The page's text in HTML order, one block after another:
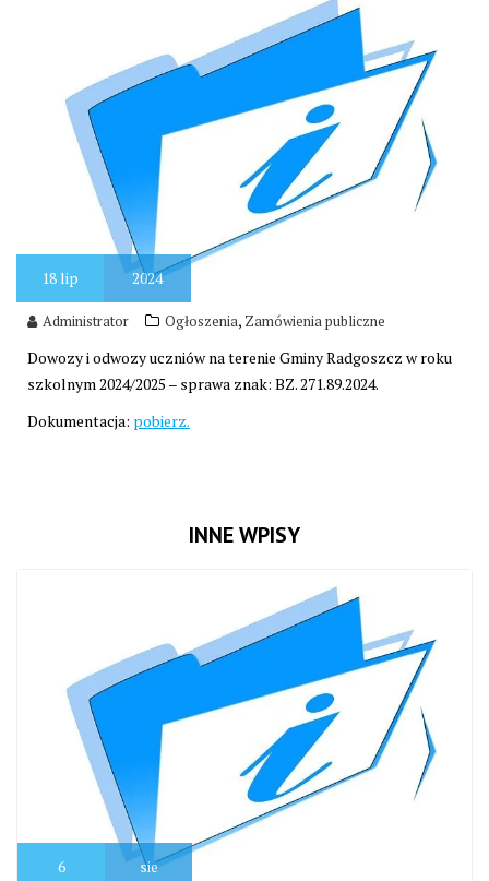
18lip 2024
Administrator Ogłoszenia, Zamówienia publiczne
Dowozy i odwozy uczniów na terenie Gminy Radgoszcz w roku
szkolnym 2024/2025 – sprawa znak: BZ. 271.89.2024.
Dokumentacja: pobierz.
INNE WPISY
6 sie